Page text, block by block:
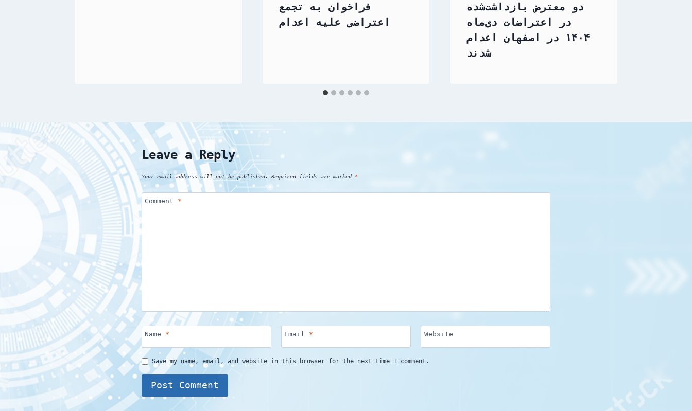
فراخوان به تجمع
اعتراضی علیه اعدام
دو معترض بازداشت‌شده
در اعتراضات دی‌ماه
۱۴۰۴ در اصفهان اعدام
شدند
Leave a Reply
Your email address will not be published. Required fields are marked *
Comment *
Name * Email * Website
Save my name, email, and website in this browser for the next time I comment.